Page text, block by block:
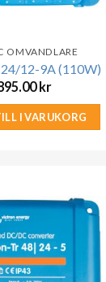
OMVANDLARE
12-9A (110W)
kr
I VARUKORG